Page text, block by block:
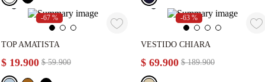
-67 %
TOP AMATISTA
$ 59.900
$ 19.900
-63 %
VESTIDO CHIARA
$ 189.900
$ 69.900